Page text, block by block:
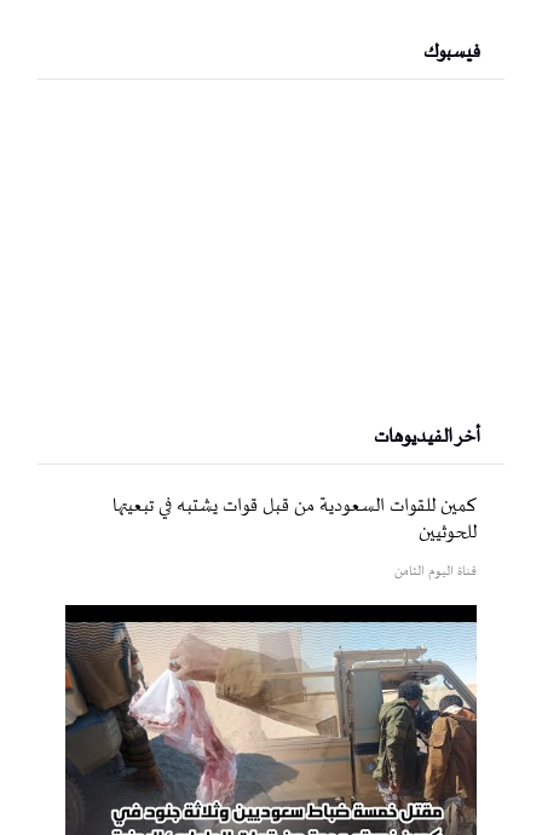
فيسبوك
أخر الفيديوهات
كمين للقوات السعودية من قبل قوات يشتبه في تبعيتها
للحوثيين
قناة اليوم الثامن